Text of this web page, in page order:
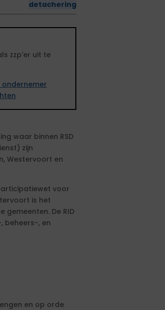
detachering
zzp'er uit te
ondernemer
waar binnen RSD
zijn
Westervoort en
voor
is het
gemeenten. De RID
beheers-, en
en op orde